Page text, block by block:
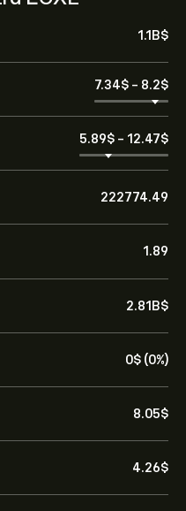
1.1B‎$‎
7.34‎$‎ - 8.2‎$‎
5.89‎$‎ - 12.47‎$‎
222774.49
1.89
2.81B‎$‎
0‎$‎ (0%)
8.05‎$‎
4.26‎$‎